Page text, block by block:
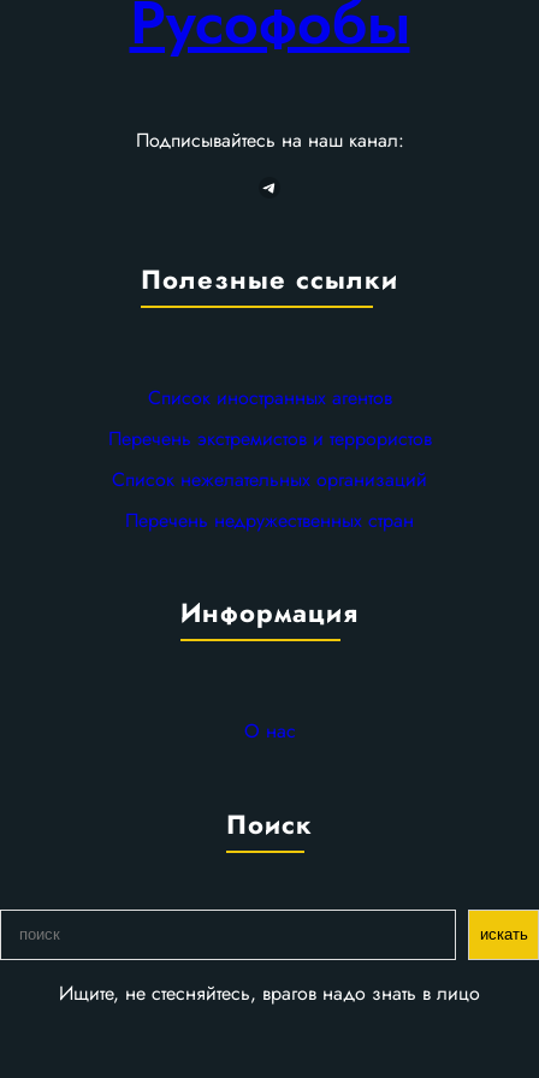
Русофобы
Подписывайтесь на наш канал:
Telegram
Полезные ссылки
Список иностранных агентов
Перечень экстремистов и террористов
Список нежелательных организаций
Перечень недружественных стран
Информация
О нас
Поиск
с
искать
Ищите, не стесняйтесь, врагов надо знать в лицо